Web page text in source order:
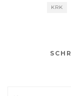
KRK